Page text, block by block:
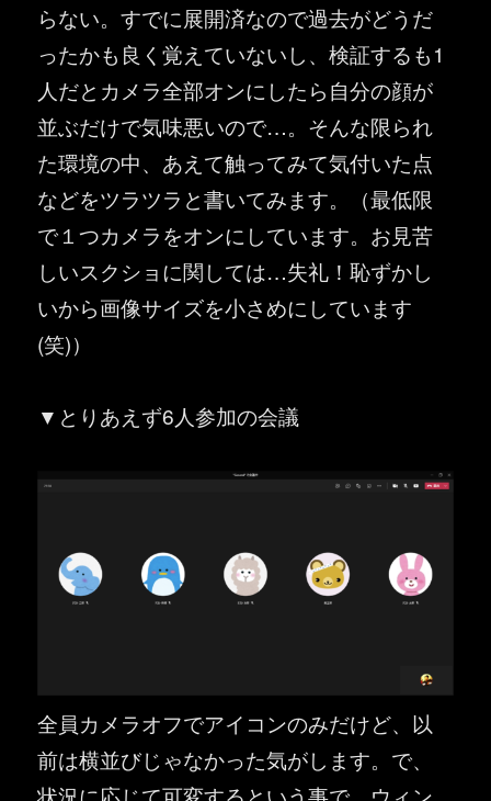
らない。すでに展開済なので過去がどうだ
ったかも良く覚えていないし、検証するも1
人だとカメラ全部オンにしたら自分の顔が
並ぶだけで気味悪いので…。そんな限られ
た環境の中、あえて触ってみて気付いた点
などをツラツラと書いてみます。（最低限
で１つカメラをオンにしています。お見苦
しいスクショに関しては…失礼！恥ずかし
いから画像サイズを小さめにしています
(笑)）
▼とりあえず6人参加の会議
全員カメラオフでアイコンのみだけど、以
前は横並びじゃなかった気がします。で、
状況に応じて可変するという事で、ウィン